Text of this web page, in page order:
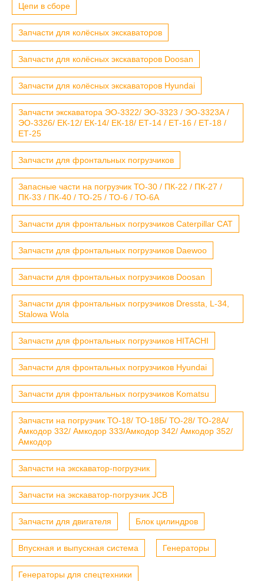
Цепи в сборе
Запчасти для колёсных экскаваторов
Запчасти для колёсных экскаваторов Doosan
Запчасти для колёсных экскаваторов Hyundai
Запчасти экскаватора ЭО-3322/ ЭО-3323 / ЭО-3323А /
ЭО-3326/ ЕК-12/ ЕК-14/ ЕК-18/ ЕТ-14 / ЕТ-16 / ЕТ-18 /
ЕТ-25
Запчасти для фронтальных погрузчиков
Запасные части на погрузчик ТО-30 / ПК-22 / ПК-27 /
ПК-33 / ПК-40 / ТО-25 / ТО-6 / ТО-6А
Запчасти для фронтальных погрузчиков Caterpillar CAT
Запчасти для фронтальных погрузчиков Daewoo
Запчасти для фронтальных погрузчиков Doosan
Запчасти для фронтальных погрузчиков Dressta, L-34,
Stalowa Wola
Запчасти для фронтальных погрузчиков HITACHI
Запчасти для фронтальных погрузчиков Hyundai
Запчасти для фронтальных погрузчиков Komatsu
Запчасти на погрузчик ТО-18/ ТО-18Б/ ТО-28/ ТО-28А/
Амкодор 332/ Амкодор 333/Амкодор 342/ Амкодор 352/
Амкодор
Запчасти на экскаватор-погрузчик
Запчасти на экскаватор-погрузчик JCB
Запчасти для двигателя Блок цилиндров
Впускная и выпускная система Генераторы
Генераторы для спецтехники